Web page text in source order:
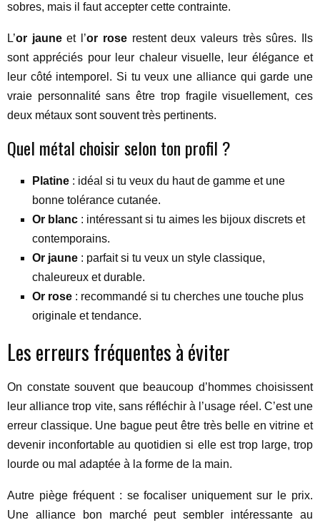
sobres, mais il faut accepter cette contrainte.
L’or jauneet l’or roserestent deux valeurs très sûres. Ils
sont appréciés pour leur chaleur visuelle, leur élégance et
leur côté intemporel. Si tu veux une alliance qui garde une
vraie personnalité sans être trop fragile visuellement, ces
deux métaux sont souvent très pertinents.
Quel métal choisir selon ton profil ?
Platine : idéal si tu veux du haut de gamme et une
bonne tolérance cutanée.
Or blanc : intéressant si tu aimes les bijoux discrets et
contemporains.
Or jaune : parfait si tu veux un style classique,
chaleureux et durable.
Or rose : recommandé si tu cherches une touche plus
originale et tendance.
Les erreurs fréquentes à éviter
On constate souvent que beaucoup d’hommes choisissent
leur alliance trop vite, sans réfléchir à l’usage réel. C’est une
erreur classique. Une bague peut être très belle en vitrine et
devenir inconfortable au quotidien si elle est trop large, trop
lourde ou mal adaptée à la forme de la main.
Autre piège fréquent : se focaliser uniquement sur le prix.
Une alliance bon marché peut sembler intéressante au